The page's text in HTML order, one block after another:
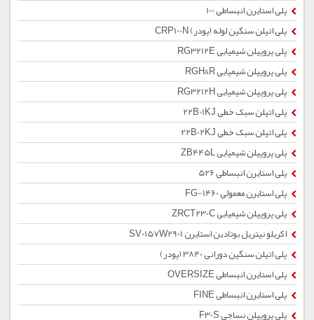
پلی استایرن انبساطی 100
پلی اتیلن سنگین لوله (پودر) CRP100N
پلی پروپیلن شیمیایی RG3212E
پلی پروپیلن شیمیایی RGH&R
پلی پروپیلن شیمیایی RG3212H
پلی اتیلن سبک خطی 22B01KJ
پلی اتیلن سبک خطی 22B02KJ
پلی پروپیلن شیمیایی ZB445L
پلی استایرن انبساطی 526
پلی استایرن معمولی 1460-FG
پلی پروپیلن شیمیایی ZRCT230C
اکریلو نیتریل بوتادین استایرن SV0157W2901
پلی اتیلن سنگین دورانی 3840 (پودر)
پلی استایرن انبساطی OVERSIZE
پلی استایرن انبساطی FINE
پلی پروپیلن نساجی F30S